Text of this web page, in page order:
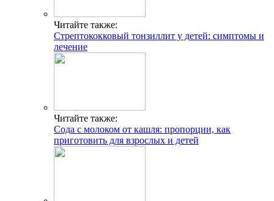
Читайте также:
Стрептококковый тонзиллит у детей: симптомы и
лечение
Читайте также:
Сода с молоком от кашля: пропорции, как
приготовить для взрослых и детей